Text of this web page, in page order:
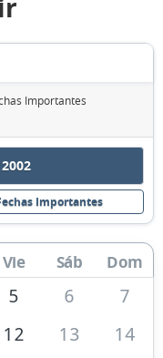
Importantes
Importantes
Vie Sáb Dom
5 6
7
12 13
14